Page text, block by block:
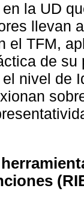
la UD
llevan
el TFM,
de
nivel de